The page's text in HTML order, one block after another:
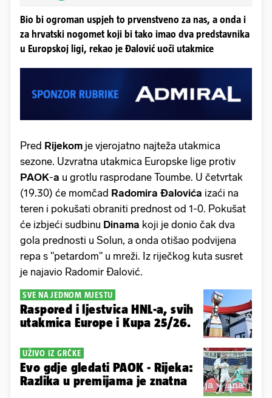
Bio bi ogroman uspjeh to prvenstveno za nas, a onda i
za hrvatski nogomet koji bi tako imao dva predstavnika
u Europskoj ligi, rekao je Đalović uoči utakmice
Pred Rijekom je vjerojatno najteža utakmica
sezone. Uzvratna utakmica Europske lige protiv
PAOK-a u grotlu rasprodane Toumbe. U četvrtak
(19.30) će momčad Radomira Đalovića izaći na
teren i pokušati obraniti prednost od 1-0. Pokušat
će izbjeći sudbinu Dinama koji je donio čak dva
gola prednosti u Solun, a onda otišao podvijena
repa s "petardom" u mreži. Iz riječkog kuta susret
je najavio Radomir Đalović.
SVE NA JEDNOM MJESTU
Raspored i ljestvica HNL-a, svih
utakmica Europe i Kupa 25/26.
UŽIVO IZ GRČKE
Evo gdje gledati PAOK - Rijeka:
Razlika u premijama je znatna